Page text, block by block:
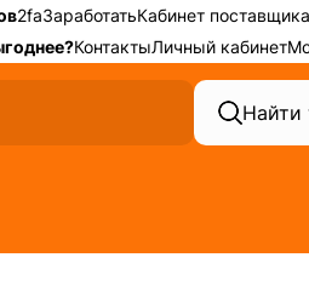
2faЗаработатьКабинет поставщика
КонтактыЛичный кабинет
Найти